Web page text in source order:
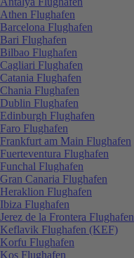
Athen Flughafen
Barcelona Flughafen
Bari Flughafen
Bilbao Flughafen
Cagliari Flughafen
Catania Flughafen
Chania Flughafen
Dublin Flughafen
Edinburgh Flughafen
Faro Flughafen
Frankfurt am Main Flughafen
Fuerteventura Flughafen
Funchal Flughafen
Gran Canaria Flughafen
Heraklion Flughafen
Ibiza Flughafen
Jerez de la Frontera Flughafen
Keflavik Flughafen (KEF)
Korfu Flughafen
Kos Flughafen